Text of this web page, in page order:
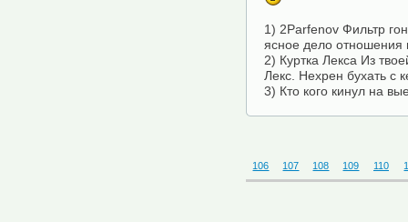
1) 2Parfenov Фильтр
ясное дело отношения
2) Куртка Лекса Из
Лекс. Нехрен бухать с
3) Кто кого кинул на
106 107 108 109 110